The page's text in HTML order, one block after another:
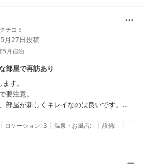
が、快適にお過ごしいただくためには欠か
いたしております。
るホテルを目指しスタッフ一同努めて参り
くお願い致します。
おすすめポイントのひとつでございます
工事の為、駅の階段や道路のお足元が悪
持ちの場合のご移動にはご不便を感じるこ
事前のお荷物のご送付も承っております
たら幸いでございます。
いてご感想の投稿をしていただき、誠に
チコミ
月27日投稿
5月宿泊
部屋で再訪あり
す。
要注意。
部屋が新しくキレイなのは良いです。
| ロケーション: 3 | 温泉・お風呂: - | 設備: - |